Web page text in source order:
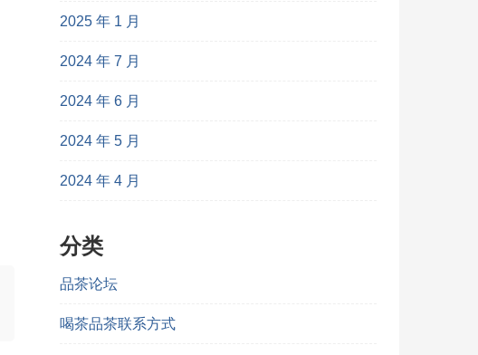
2025 年 1 月
2024 年 7 月
2024 年 6 月
2024 年 5 月
2024 年 4 月
分类
品茶论坛
喝茶品茶联系方式